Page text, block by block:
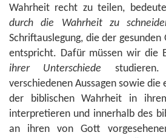
Wahrheit recht zu teilen,
durch die Wahrheit zu
Schriftauslegung, die der
entspricht. Dafür müssen wir die
ihrer Unterschiede
verschiedenen Aussagen sowie die
der biblischen Wahrheit in
interpretieren und innerhalb des
an ihren von Gott